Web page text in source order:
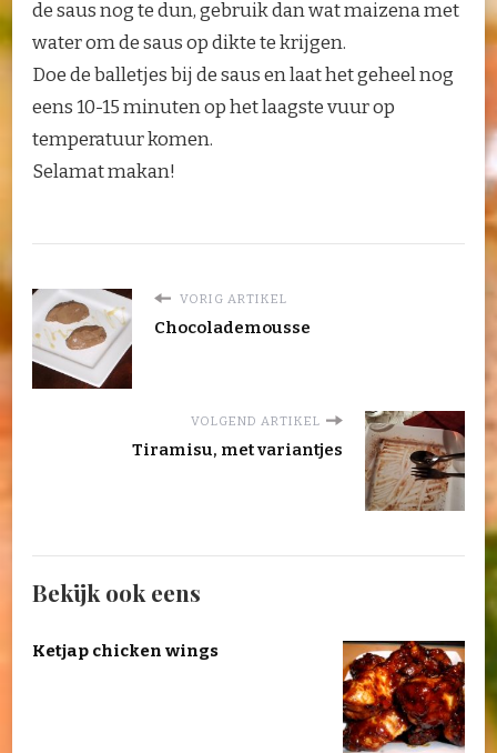
de saus nog te dun, gebruik dan wat maizena met
water om de saus op dikte te krijgen.
Doe de balletjes bij de saus en laat het geheel nog
eens 10-15 minuten op het laagste vuur op
temperatuur komen.
Selamat makan!
VORIG ARTIKEL
Chocolademousse
VOLGEND ARTIKEL
Tiramisu, met variantjes
Bekijk ook eens
Ketjap chicken wings